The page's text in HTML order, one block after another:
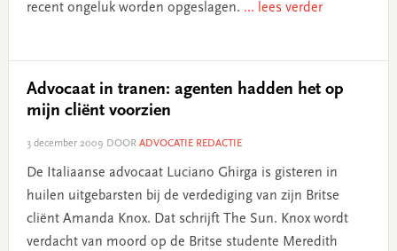
recent ongeluk worden opgeslagen. ... lees verder
Advocaat in tranen: agenten hadden het op
mijn cliënt voorzien
3 december 2009 DOOR ADVOCATIE REDACTIE
De Italiaanse advocaat Luciano Ghirga is gisteren in
huilen uitgebarsten bij de verdediging van zijn Britse
cliënt Amanda Knox. Dat schrijft The Sun. Knox wordt
verdacht van moord op de Britse studente Meredith